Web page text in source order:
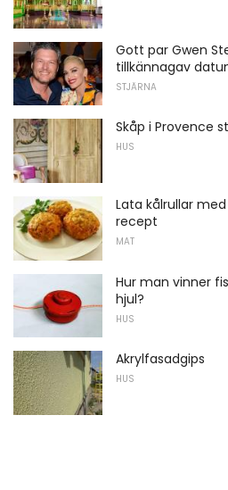
Gott par Gwen
tillkännagav
STJÄRNA
Skåp i Provence
HUS
Lata kålrullar
recept
MAT
Hur man vinner
hjul?
HUS
Akrylfasadgips
HUS